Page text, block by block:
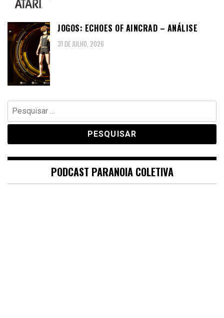
JOGOS: ECHOES OF AINCRAD – ANÁLISE
31 DE JULHO, 2026
Pesquisar
por:
PODCAST PARANOIA COLETIVA